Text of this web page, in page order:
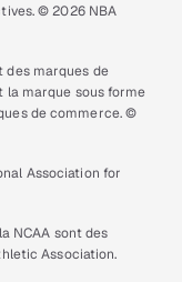
© 2026 NBA
des marques de
la marque sous forme
de commerce. ©
Association for
NCAA sont des
Association.